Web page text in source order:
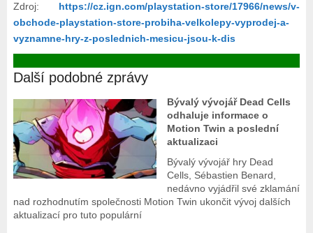
Zdroj: https://cz.ign.com/playstation-store/17966/news/v-
obchode-playstation-store-probiha-velkolepy-vyprodej-a-
vyznamne-hry-z-poslednich-mesicu-jsou-k-dis
Další podobné zprávy
Bývalý vývojář Dead Cells
odhaluje informace o
Motion Twin a poslední
aktualizaci
Bývalý vývojář hry Dead
Cells, Sébastien Benard,
nedávno vyjádřil své zklamání
nad rozhodnutím společnosti Motion Twin ukončit vývoj dalších
aktualizací pro tuto populární